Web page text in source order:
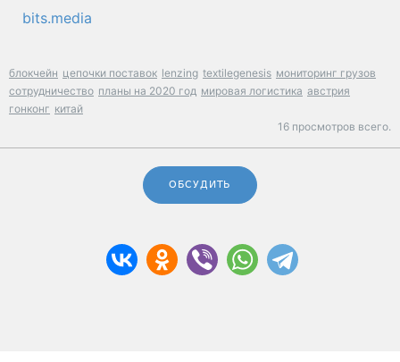
bits.media
блокчейн цепочки поставок lenzing textilegenesis мониторинг грузов
сотрудничество планы на 2020 год мировая логистика австрия
гонконг китай
16 просмотров всего.
ОБСУДИТЬ